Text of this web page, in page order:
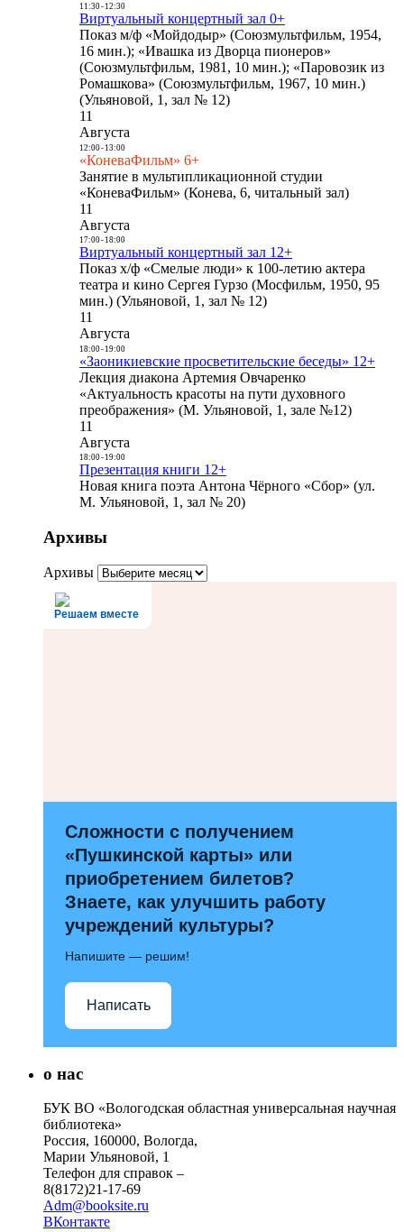
11:30- 12:30
Виртуальный концертный зал 0+
Показ м/ф «Мойдодыр» (Союзмультфильм, 1954,
16 мин.); «Ивашка из Дворца пионеров»
(Союзмультфильм, 1981, 10 мин.); «Паровозик из
Ромашкова» (Союзмультфильм, 1967, 10 мин.)
(Ульяновой, 1, зал № 12)
11
Августа
12:00- 13:00
«КоневаФильм» 6+
Занятие в мультипликационной студии
«КоневаФильм» (Конева, 6, читальный зал)
11
Августа
17:00- 18:00
Виртуальный концертный зал 12+
Показ х/ф «Смелые люди» к 100-летию актера
театра и кино Сергея Гурзо (Мосфильм, 1950, 95
мин.) (Ульяновой, 1, зал № 12)
11
Августа
18:00- 19:00
«Заоникиевские просветительские беседы» 12+
Лекция диакона Артемия Овчаренко
«Актуальность красоты на пути духовного
преображения» (М. Ульяновой, 1, зале №12)
11
Августа
18:00- 19:00
Презентация книги 12+
Новая книга поэта Антона Чёрного «Сбор» (ул.
М. Ульяновой, 1, зал № 20)
Архивы
Архивы
Решаем вместе
Сложности с получением
«Пушкинской карты» или
приобретением билетов?
Знаете, как улучшить работу
учреждений культуры?
Напишите — решим!
Написать
о нас
БУК ВО «Вологодская областная универсальная научная
библиотека»
Россия, 160000, Вологда,
Марии Ульяновой, 1
Телефон для справок –
8(8172)21-17-69
Adm@booksite.ru
ВКонтакте